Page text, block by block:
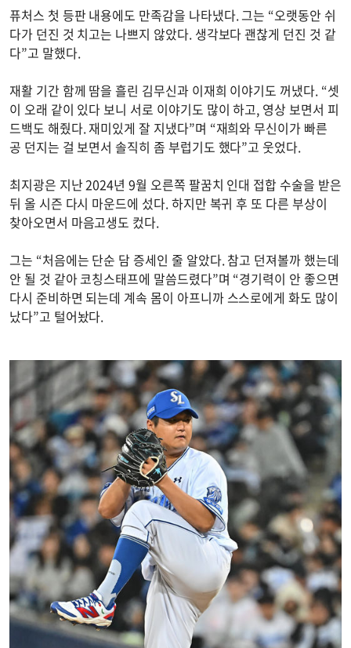
퓨처스 첫 등판 내용에도 만족감을 나타냈다. 그는 “오랫동안 쉬
다가 던진 것 치고는 나쁘지 않았다. 생각보다 괜찮게 던진 것 같
다”고 말했다.
재활 기간 함께 땀을 흘린 김무신과 이재희 이야기도 꺼냈다. “셋
이 오래 같이 있다 보니 서로 이야기도 많이 하고, 영상 보면서 피
드백도 해줬다. 재미있게 잘 지냈다”며 “재희와 무신이가 빠른
공 던지는 걸 보면서 솔직히 좀 부럽기도 했다”고 웃었다.
최지광은 지난 2024년 9월 오른쪽 팔꿈치 인대 접합 수술을 받은
뒤 올 시즌 다시 마운드에 섰다. 하지만 복귀 후 또 다른 부상이
찾아오면서 마음고생도 컸다.
그는 “처음에는 단순 담 증세인 줄 알았다. 참고 던져볼까 했는데
안 될 것 같아 코칭스태프에 말씀드렸다”며 “경기력이 안 좋으면
다시 준비하면 되는데 계속 몸이 아프니까 스스로에게 화도 많이
났다”고 털어놨다.